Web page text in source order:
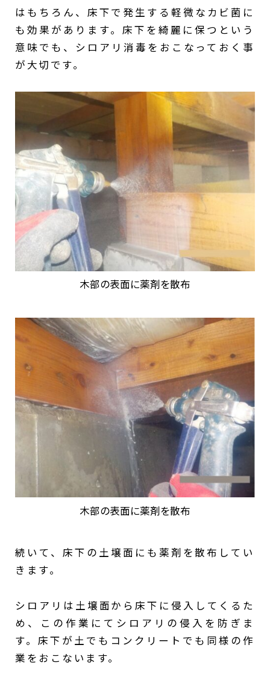
はもちろん、床下で発生する軽微なカビ菌に
も効果があります。床下を綺麗に保つという
意味でも、シロアリ消毒をおこなっておく事
が大切です。
木部の表面に薬剤を散布
木部の表面に薬剤を散布
続いて、床下の土壌面にも薬剤を散布してい
きます。
シロアリは土壌面から床下に侵入してくるた
め、この作業にてシロアリの侵入を防ぎま
す。床下が土でもコンクリートでも同様の作
業をおこないます。